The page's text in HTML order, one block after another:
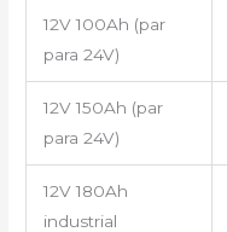
12V 100Ah (par
para 24V)
12V 150Ah (par
para 24V)
12V 180Ah
industrial